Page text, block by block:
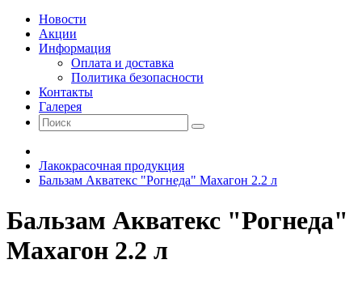
Новости
Акции
Информация
Оплата и доставка
Политика безопасности
Контакты
Галерея
Лакокрасочная продукция
Бальзам Акватекс "Рогнеда" Махагон 2.2 л
Бальзам Акватекс "Рогнеда"
Махагон 2.2 л